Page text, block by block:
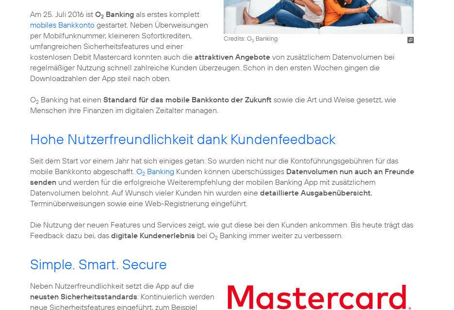
Credits: O2Banking
Am 25. Juli 2016 ist O2 Banking als erstes komplett
mobiles Bankkonto gestartet. Neben Überweisungen
per Mobilfunknummer, kleineren Sofortkrediten,
umfangreichen Sicherheitsfeatures und einer
kostenlosen Debit Mastercard konnten auch die attraktiven Angebote von zusätzlichem Datenvolumen bei
regelmäßiger Nutzung schnell zahlreiche Kunden überzeugen. Schon in den ersten Wochen gingen die
Downloadzahlen der App steil nach oben.
O2 Banking hat einen Standard für das mobile Bankkonto der Zukunft sowie die Art und Weise gesetzt, wie
Menschen ihre Finanzen im digitalen Zeitalter managen.
Hohe Nutzerfreundlichkeit dank Kundenfeedback
Seit dem Start vor einem Jahr hat sich einiges getan: So wurden nicht nur die Kontoführungsgebühren für das
mobile Bankkonto abgeschafft. O2 Banking Kunden können überschüssiges Datenvolumen nun auch an Freunde
senden und werden für die erfolgreiche Weiterempfehlung der mobilen Banking App mit zusätzlichem
Datenvolumen belohnt. Auf Wunsch vieler Kunden hin wurden eine detaillierte Ausgabenübersicht,
Terminüberweisungen sowie eine Web-Registrierung eingeführt.
Die Nutzung der neuen Features und Services zeigt, wie gut diese bei den Kunden ankommen. Bis heute trägt das
Feedback dazu bei, das digitale Kundenerlebnis bei O2 Banking immer weiter zu verbessern.
Simple. Smart. Secure
Neben Nutzerfreundlichkeit setzt die App auf die
neusten Sicherheitsstandards: Kontinuierlich werden
neue Sicherheitsfeatures eingeführt, zum Beispiel